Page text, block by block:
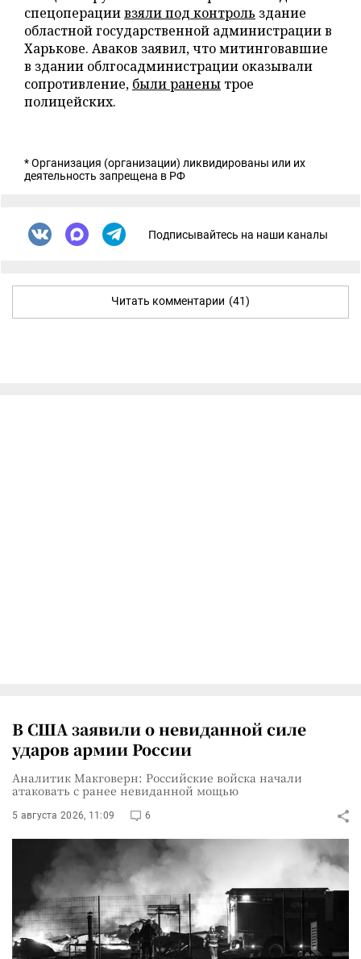
спецоперациивзяли под контроль здание
областной государственной администрации в
Харькове. Аваков заявил, что митинговавшие
в здании облгосадминистрации оказывали
сопротивление, были ранены трое
полицейских.
* Организация (организации) ликвидированы или их
деятельность запрещена в РФ
Подписывайтесь на наши каналы
Читать комментарии (41)
В США заявили о невиданной силе
ударов армии России
Аналитик Макговерн: Российские войска начали
атаковать с ранее невиданной мощью
5 августа 2026, 11:09 6